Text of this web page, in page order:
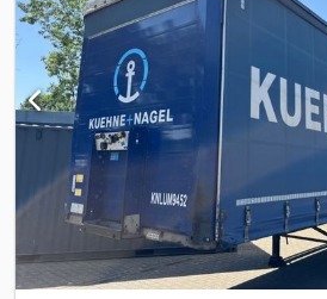
spavanje * Frižider * Automatska klima *
Prilagodljivi tempomat * Upozorenje o
kretanju uzbrdo * Opruga/vazdušno
(PTO) * Hidraulika -----Interni broj vozila:
pravo na greške i međuprodaju.
pitanja o vozilu ili više informacija pišite
Whatsapp Whatsapp